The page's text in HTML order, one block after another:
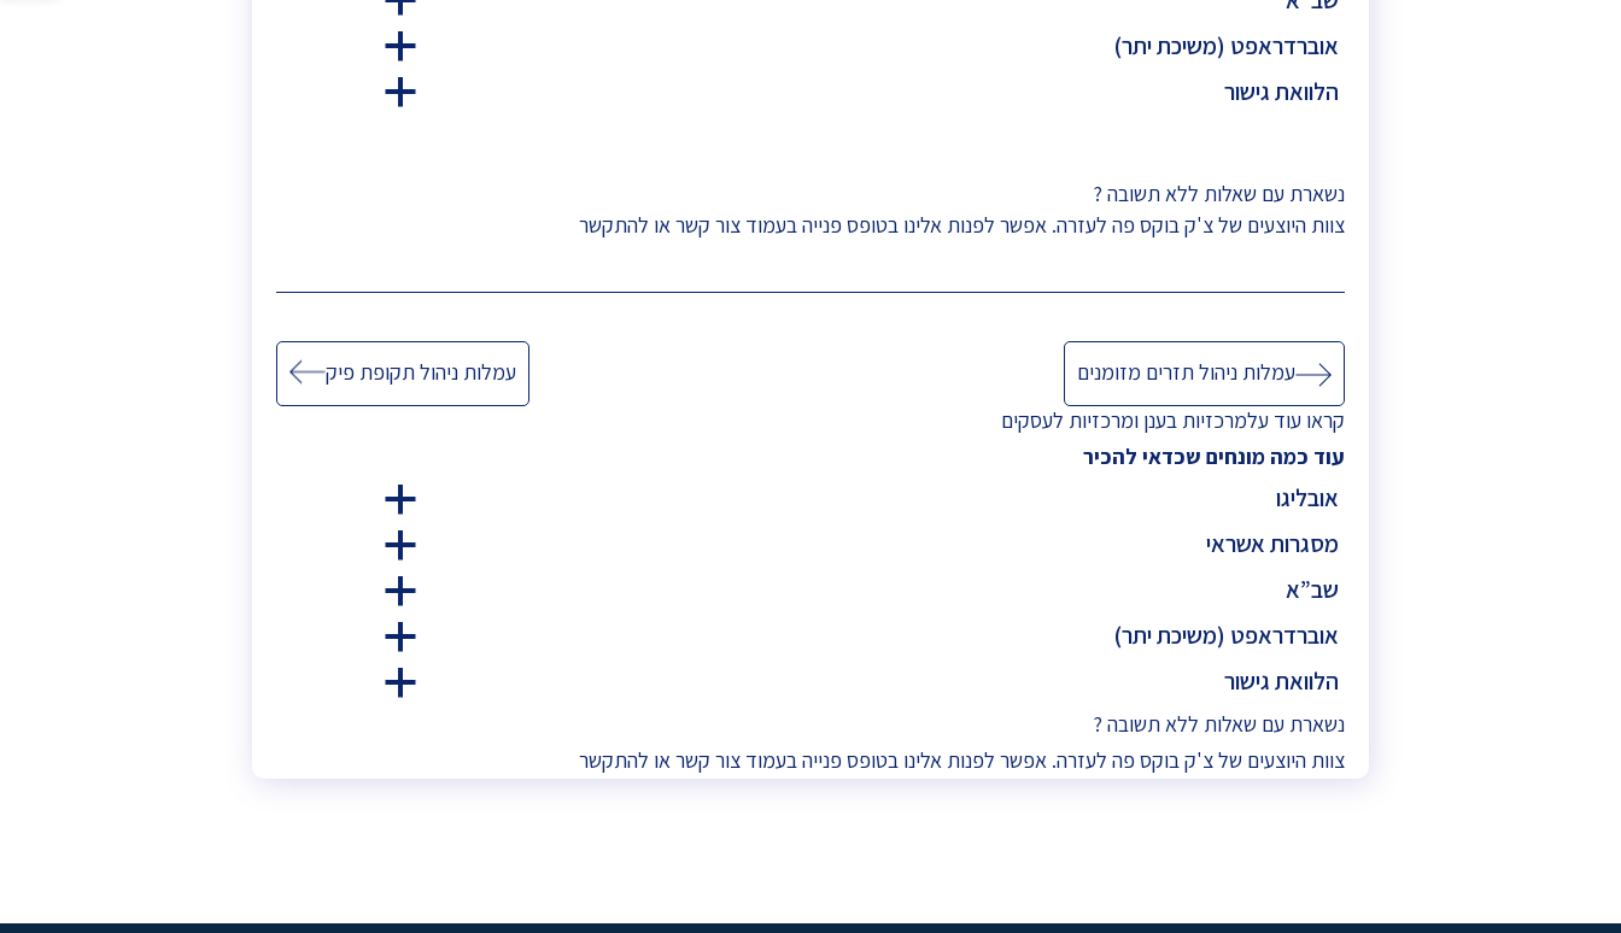
a אוברדראפט (משיכת יתר)
a הלוואת גישור
נשארת עם שאלות ללא תשובה ?
צוות היוצעים של צ'ק בוקס פה לעזרה. אפשר לפנות אלינו בטופס פנייה בעמוד צור קשראו להתקשר
ניווטעמלות ניהול תזרים מזומנים
עמלות ניהול תקופת פיק
קראו עוד עלמרכזיות בענן ומרכזיות לעסקים
עוד כמה מונחים שכדאי להכיר
a אובליגו
a מסגרות אשראי
a שב”א
a אוברדראפט (משיכת יתר)
a הלוואת גישור
נשארת עם שאלות ללא תשובה ?
צוות היוצעים של צ'ק בוקס פה לעזרה. אפשר לפנות אלינו בטופס פנייה בעמוד צור קשר או להתקשר